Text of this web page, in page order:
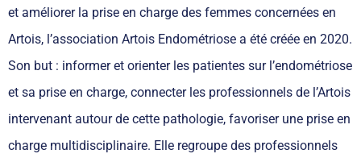
et améliorer la prise en charge des femmes concernées en
Artois, l’association Artois Endométriose a été créée en 2020.
Son but : informer et orienter les patientes sur l’endométriose
et sa prise en charge, connecter les professionnels de l’Artois
intervenant autour de cette pathologie, favoriser une prise en
charge multidisciplinaire. Elle regroupe des professionnels